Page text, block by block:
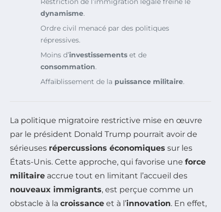
dynamisme.
Ordre civil menacé par des politiques
répressives.
Moins d’investissements et de
consommation.
Affaiblissement de la puissance militaire.
La politique migratoire restrictive mise en œuvre
par le président Donald Trump pourrait avoir de
sérieuses répercussions économiques sur les
États-Unis. Cette approche, qui favorise une force
militaire accrue tout en limitant l’accueil des
nouveaux immigrants, est perçue comme un
obstacle à la croissance et à l’innovation. En effet,